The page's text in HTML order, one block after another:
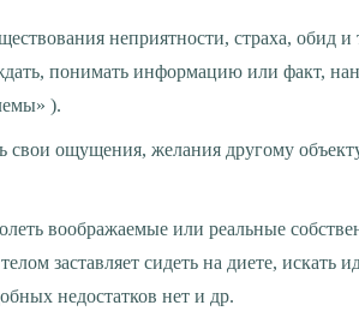
неприятности, страха, обид и
понимать информацию или факт,
).
свои ощущения, желания другому
воображаемые или реальные
заставляет сидеть на диете, искать
недостатков нет и др.